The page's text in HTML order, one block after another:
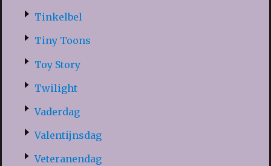
Tinkelbel
Tiny Toons
Toy Story
Twilight
Vaderdag
Valentijnsdag
Veteranendag